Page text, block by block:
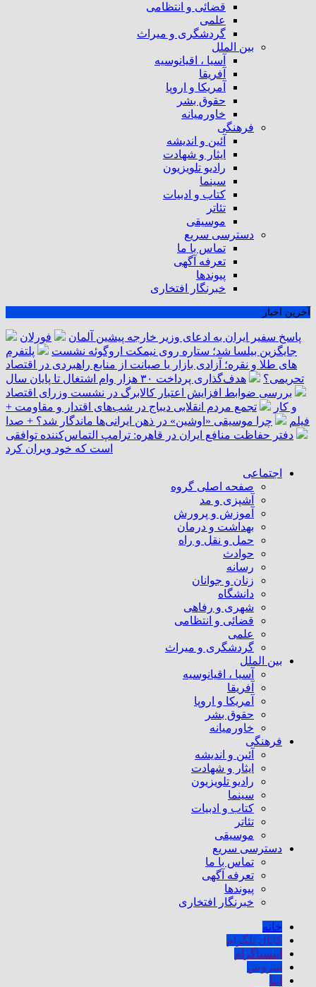
قضائی و انتظامی
علمی
گردشگری و میراث
بین الملل
آسیا ، اقیانوسیه
آفریقا
آمریکا و اروپا
حقوق بشر
خاورمیانه
فرهنگی
آئین و اندیشه
ایثار و شهادت
رادیو تلویزیون
سینما
کتاب و ادبیات
تئاتر
موسیقی
دسترسی سریع
تماس با ما
تعرفه آگهی
پیوندها
خبرنگار افتخاری
آخرین اخبار
پاسخ سفیر ایران به ادعای وزیر خارجه پیشین آلمان
فورلان
جایگزین بیلسا شد؛ ستاره روی نیمکت اروگوئه نشست
پلتفرم
‌های طلا و نقره؛ آزادی بازار یا صیانت از منابع راهبردی در اقتصاد
تحریمی؟
هدف‌گذاری پرداخت ۳۰ هزار وام اشتغال تا پایان سال
بررسی ضوابط افزایش اعتبار کالابرگ در نشست وزرای اقتصاد
و کار
تجمع مردم انقلابی دیباج در شب‌های اقتدار و مقاومت +
فیلم
چرا موسیقی «اوشین» در ذهن ایرانی‌ها ماندگار شد؟ + صدا
دفتر حفاظت منافع ایران در قاهره: ترامپ التماس‌کننده توافقی
است که خود ویران کرد
اجتماعی
صفحه اصلی گروه
آشپزی و مد
آموزش و پرورش
بهداشت و درمان
حمل و نقل و راه
حوادث
رسانه
زنان و جوانان
دانشگاه
شهری و رفاهی
قضائی و انتظامی
علمی
گردشگری و میراث
بین الملل
آسیا ، اقیانوسیه
آفریقا
آمریکا و اروپا
حقوق بشر
خاورمیانه
فرهنگی
آئین و اندیشه
ایثار و شهادت
رادیو تلویزیون
سینما
کتاب و ادبیات
تئاتر
موسیقی
دسترسی سریع
تماس با ما
تعرفه آگهی
پیوندها
خبرنگار افتخاری
خانه
کانال تلگرام
اینستاگرام
سروش
ایتا